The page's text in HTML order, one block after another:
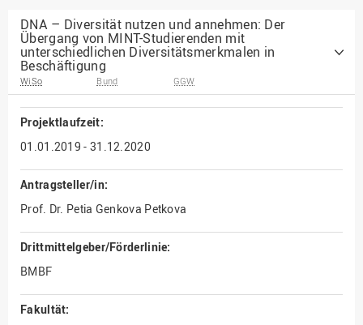
DNA – Diversität nutzen und annehmen: Der
Übergang von MINT-Studierenden mit
unterschiedlichen Diversitätsmerkmalen in
Beschäftigung
WiSo Bund GGW
Projektlaufzeit:
01.01.2019 - 31.12.2020
Antragsteller/in:
Prof. Dr. Petia Genkova Petkova
Drittmittelgeber/Förderlinie:
BMBF
Fakultät: